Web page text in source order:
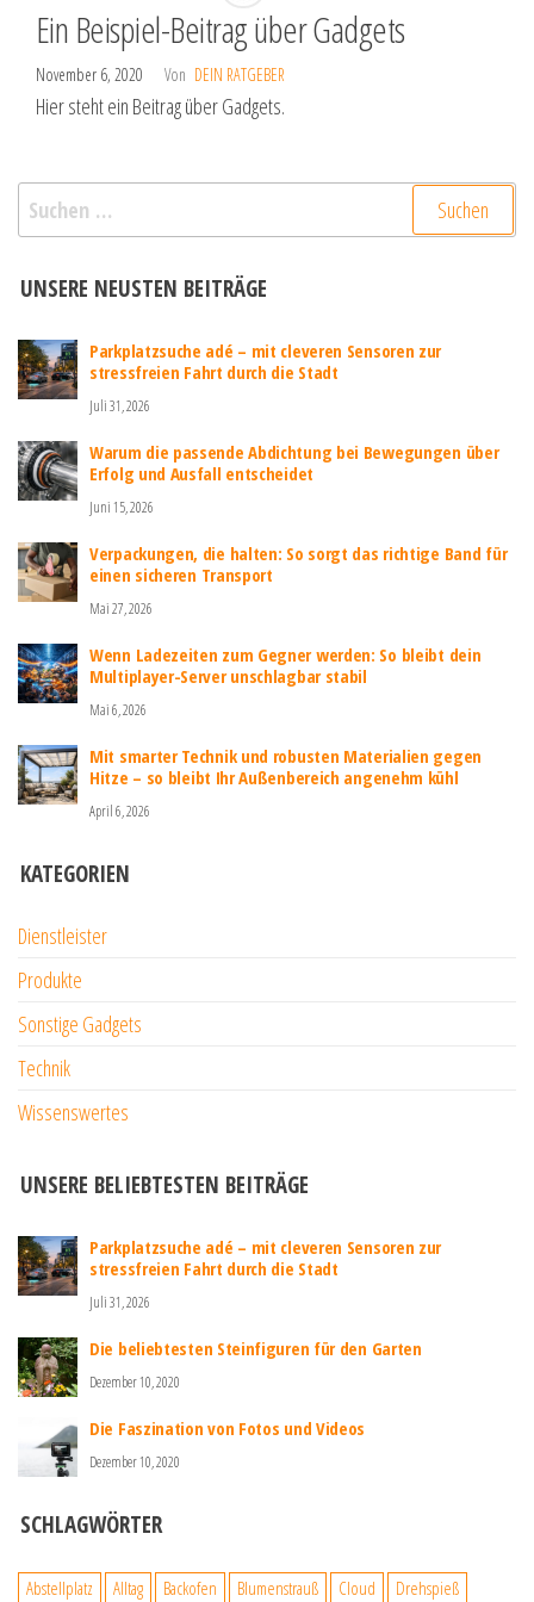
Ein Beispiel-Beitrag über Gadgets
November 6, 2020 Von DEIN RATGEBER
Hier steht ein Beitrag über Gadgets.
Suchen
nach:
UNSERE NEUSTEN BEITRÄGE
Parkplatzsuche adé – mit cleveren Sensoren zur
stressfreien Fahrt durch die Stadt
Juli 31, 2026
Warum die passende Abdichtung bei Bewegungen über
Erfolg und Ausfall entscheidet
Juni 15, 2026
Verpackungen, die halten: So sorgt das richtige Band für
einen sicheren Transport
Mai 27, 2026
Wenn Ladezeiten zum Gegner werden: So bleibt dein
Multiplayer-Server unschlagbar stabil
Mai 6, 2026
Mit smarter Technik und robusten Materialien gegen
Hitze – so bleibt Ihr Außenbereich angenehm kühl
April 6, 2026
KATEGORIEN
Dienstleister
Produkte
Sonstige Gadgets
Technik
Wissenswertes
UNSERE BELIEBTESTEN BEITRÄGE
Parkplatzsuche adé – mit cleveren Sensoren zur
stressfreien Fahrt durch die Stadt
Juli 31, 2026
Die beliebtesten Steinfiguren für den Garten
Dezember 10, 2020
Die Faszination von Fotos und Videos
Dezember 10, 2020
SCHLAGWÖRTER
Abstellplatz Alltag Backofen Blumenstrauß Cloud Drehspieß